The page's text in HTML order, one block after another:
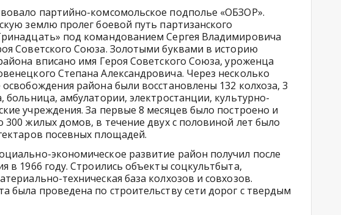
партийно-комсомольское подполье «ОБЗОР».
землю пролег боевой путь партизанского
под командованием Сергея Владимировича
Советского Союза. Золотыми буквами в историю
вписано имя Героя Советского Союза, уроженца
Степана Александровича. Через несколько
освобождения района были восстановлены 132 колхоза, 3
амбулатории, электростанции, культурно-
учреждения. За первые 8 месяцев было построено и
300 жилых домов, в течение двух с половиной лет было
посевных площадей.
экономическое развитие район получил после
в 1966 году. Строились объекты соцкультбыта,
техническая база колхозов и совхозов.
была проведена по строительству сети дорог с твердым